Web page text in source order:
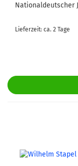
Nationaldeutscher
Lieferzeit: ca. 2 Tage